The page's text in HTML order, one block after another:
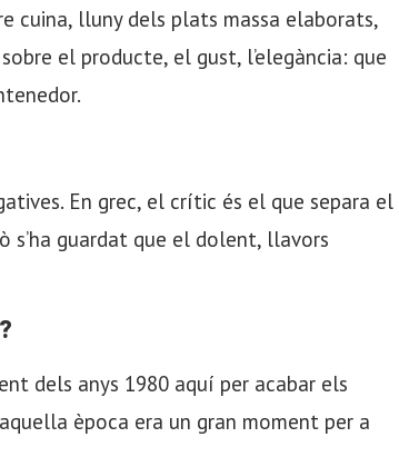
cuina, lluny dels plats massa elaborats,
el producte, el gust, l’elegància: que
En grec, el crític és el que separa el
s’ha guardat que el dolent, llavors
dels anys 1980 aquí per acabar els
època era un gran moment per a